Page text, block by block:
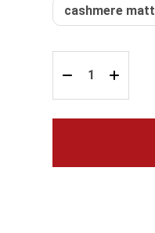
cashmere matt